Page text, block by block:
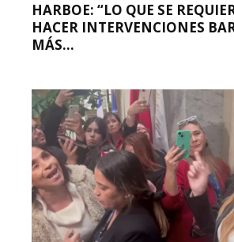
HARBOE: “LO QUE SE
HACER INTERVENCIONES
MÁS...